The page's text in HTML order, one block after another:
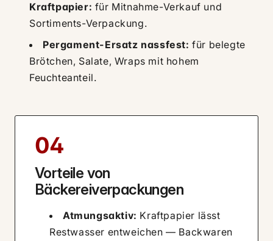
Kraftpapier: für Mitnahme-Verkauf und
Sortiments-Verpackung.
Pergament-Ersatz nassfest: für belegte
Brötchen, Salate, Wraps mit hohem
Feuchteanteil.
04
Vorteile von
Bäckereiverpackungen
Atmungsaktiv: Kraftpapier lässt
Restwasser entweichen — Backwaren